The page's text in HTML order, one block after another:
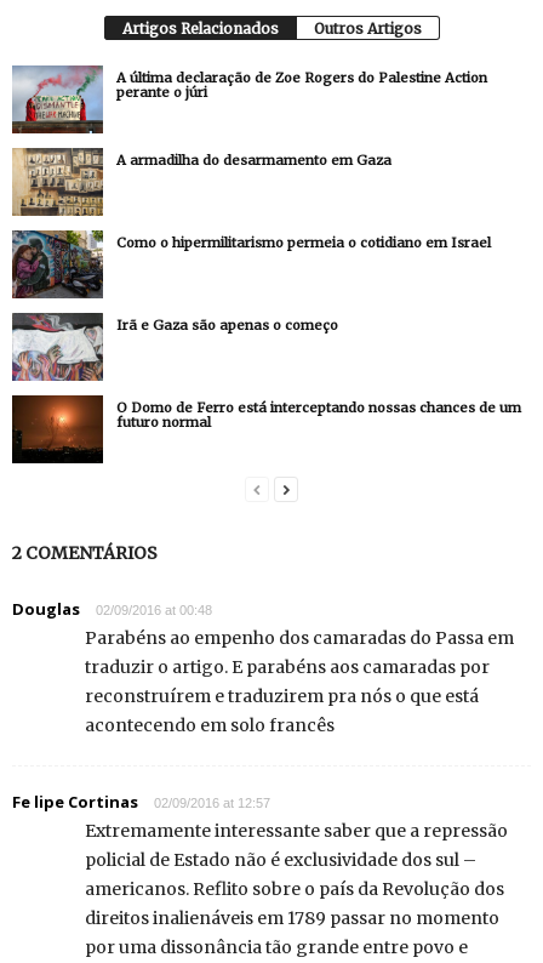
Artigos Relacionados Outros Artigos
A última declaração de Zoe Rogers do Palestine Action
perante o júri
A armadilha do desarmamento em Gaza
Como o hipermilitarismo permeia o cotidiano em Israel
Irã e Gaza são apenas o começo
O Domo de Ferro está interceptando nossas chances de um
futuro normal
2 COMENTÁRIOS
Douglas 02/09/2016 at 00:48
Parabéns ao empenho dos camaradas do Passa em
traduzir o artigo. E parabéns aos camaradas por
reconstruírem e traduzirem pra nós o que está
acontecendo em solo francês
Fe lipe Cortinas 02/09/2016 at 12:57
Extremamente interessante saber que a repressão
policial de Estado não é exclusividade dos sul –
americanos. Reflito sobre o país da Revolução dos
direitos inalienáveis em 1789 passar no momento
por uma dissonância tão grande entre povo e